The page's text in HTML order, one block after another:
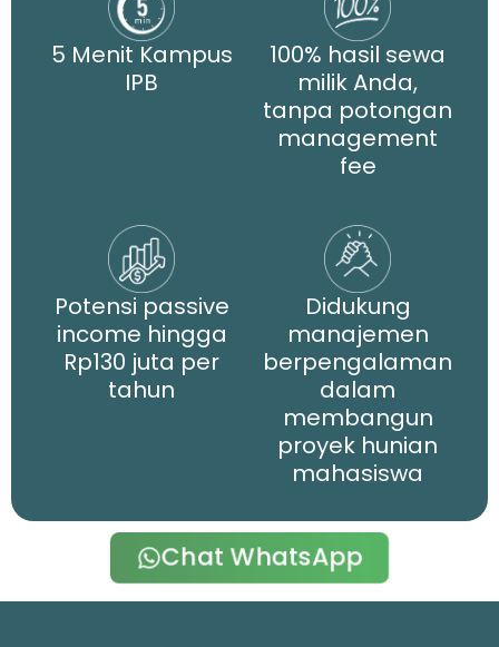
5 Menit Kampus
IPB
100% hasil sewa
milik Anda,
tanpa potongan
management
fee
Potensi passive
income hingga
Rp130 juta per
tahun
Didukung
manajemen
berpengalaman
dalam
membangun
proyek hunian
mahasiswa
Chat WhatsApp